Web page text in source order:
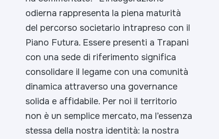
odierna rappresenta la piena maturità
del percorso societario intrapreso con il
Piano Futura. Essere presenti a Trapani
con una sede di riferimento significa
consolidare il legame con una comunità
dinamica attraverso una governance
solida e affidabile. Per noi il territorio
non è un semplice mercato, ma l’essenza
stessa della nostra identità: la nostra